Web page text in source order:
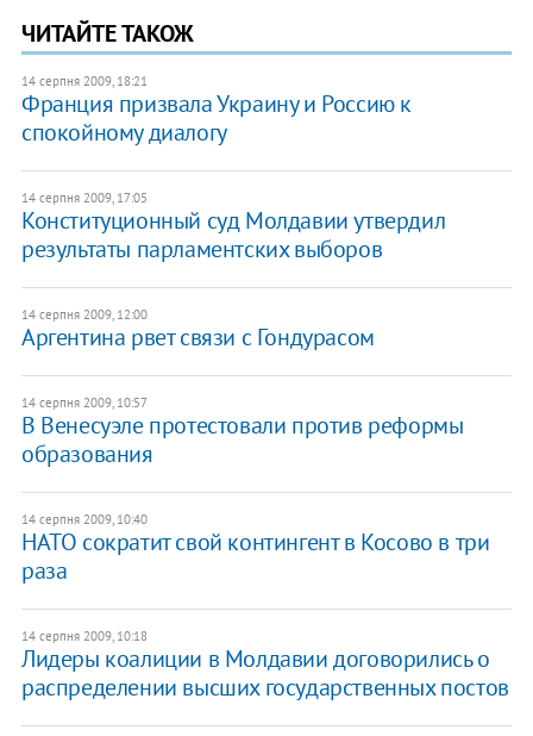
ЧИТАЙТЕ ТАКОЖ
14 серпня 2009, 18:21
Франция призвала Украину и Россию к
спокойному диалогу
14 серпня 2009, 17:05
Конституционный суд Молдавии утвердил
результаты парламентских выборов
14 серпня 2009, 12:00
Аргентина рвет связи с Гондурасом
14 серпня 2009, 10:57
В Венесуэле протестовали против реформы
образования
14 серпня 2009, 10:40
НАТО сократит свой контингент в Косово в три
раза
14 серпня 2009, 10:18
Лидеры коалиции в Молдавии договорились о
распределении высших государственных постов